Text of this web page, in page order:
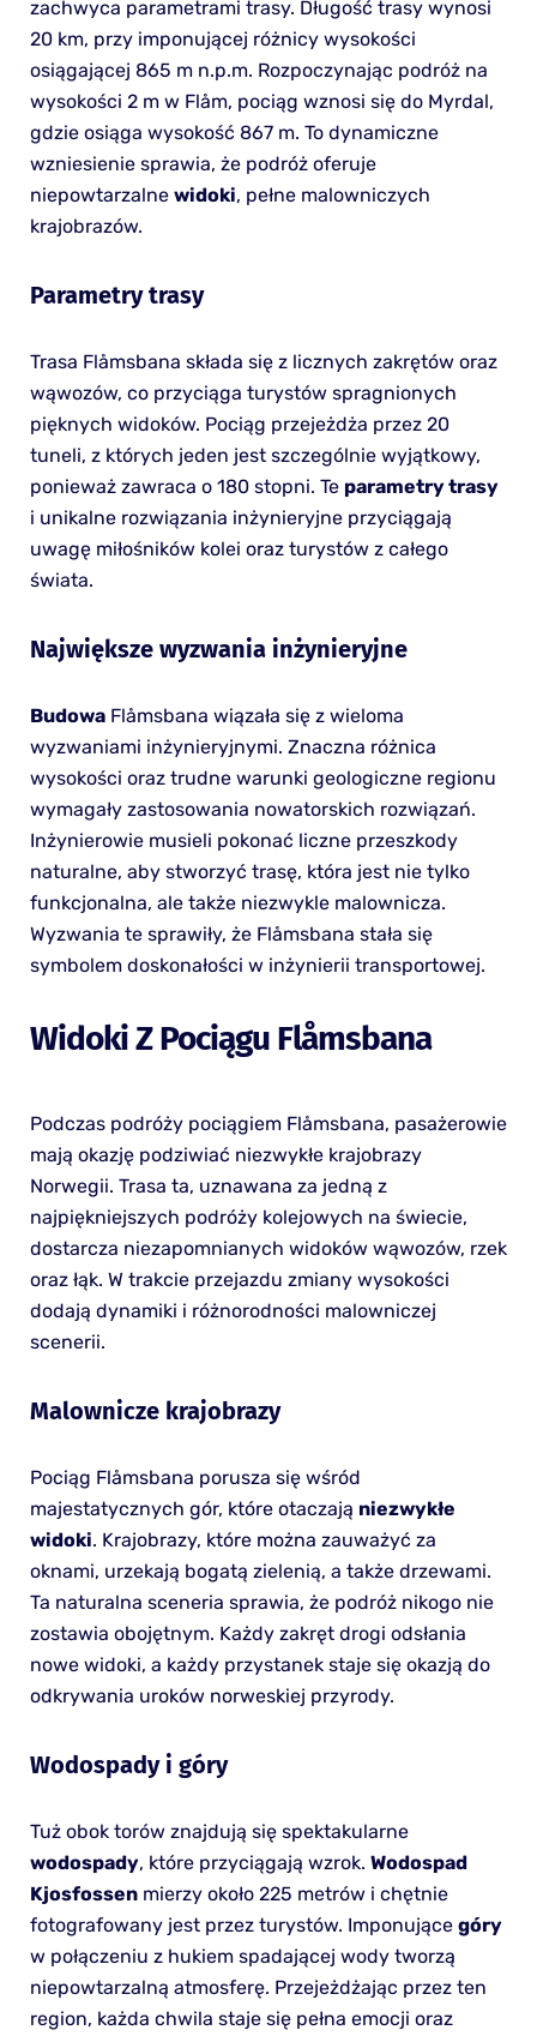
zachwyca parametrami trasy. Długość trasy wynosi
20 km, przy imponującej różnicy wysokości
osiągającej 865 m n.p.m. Rozpoczynając podróż na
wysokości 2 m w Flåm, pociąg wznosi się do Myrdal,
gdzie osiąga wysokość 867 m. To dynamiczne
wzniesienie sprawia, że podróż oferuje
niepowtarzalne widoki, pełne malowniczych
krajobrazów.
Parametry trasy
Trasa Flåmsbana składa się z licznych zakrętów oraz
wąwozów, co przyciąga turystów spragnionych
pięknych widoków. Pociąg przejeżdża przez 20
tuneli, z których jeden jest szczególnie wyjątkowy,
ponieważ zawraca o 180 stopni. Te parametry trasy
i unikalne rozwiązania inżynieryjne przyciągają
uwagę miłośników kolei oraz turystów z całego
świata.
Największe wyzwania inżynieryjne
BudowaFlåmsbana wiązała się z wieloma
wyzwaniami inżynieryjnymi. Znaczna różnica
wysokości oraz trudne warunki geologiczne regionu
wymagały zastosowania nowatorskich rozwiązań.
Inżynierowie musieli pokonać liczne przeszkody
naturalne, aby stworzyć trasę, która jest nie tylko
funkcjonalna, ale także niezwykle malownicza.
Wyzwania te sprawiły, że Flåmsbana stała się
symbolem doskonałości w inżynierii transportowej.
Widoki Z Pociągu Flåmsbana
Podczas podróży pociągiem Flåmsbana, pasażerowie
mają okazję podziwiać niezwykłe krajobrazy
Norwegii. Trasa ta, uznawana za jedną z
najpiękniejszych podróży kolejowych na świecie,
dostarcza niezapomnianych widoków wąwozów, rzek
oraz łąk. W trakcie przejazdu zmiany wysokości
dodają dynamiki i różnorodności malowniczej
scenerii.
Malownicze krajobrazy
Pociąg Flåmsbana porusza się wśród
majestatycznych gór, które otaczają niezwykłe
widoki. Krajobrazy, które można zauważyć za
oknami, urzekają bogatą zielenią, a także drzewami.
Ta naturalna sceneria sprawia, że podróż nikogo nie
zostawia obojętnym. Każdy zakręt drogi odsłania
nowe widoki, a każdy przystanek staje się okazją do
odkrywania uroków norweskiej przyrody.
Wodospady i góry
Tuż obok torów znajdują się spektakularne
wodospady, które przyciągają wzrok. Wodospad
Kjosfossenmierzy około 225 metrów i chętnie
fotografowany jest przez turystów. Imponujące góry
w połączeniu z hukiem spadającej wody tworzą
niepowtarzalną atmosferę. Przejeżdżając przez ten
region, każda chwila staje się pełna emocji oraz